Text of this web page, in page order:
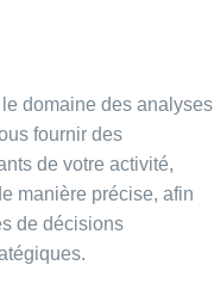
domaine des analyses
fournir des
de votre activité,
manière précise, afin
de décisions